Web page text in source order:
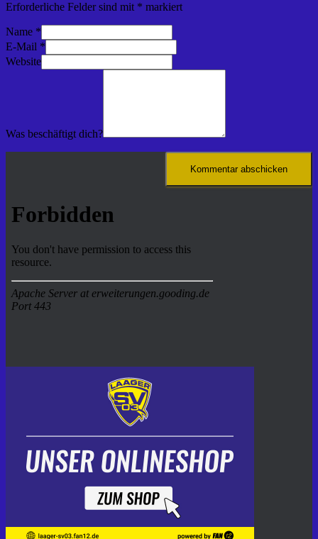
Erforderliche Felder sind mit * markiert
Name *
E-Mail *
Website
Was beschäftigt dich?